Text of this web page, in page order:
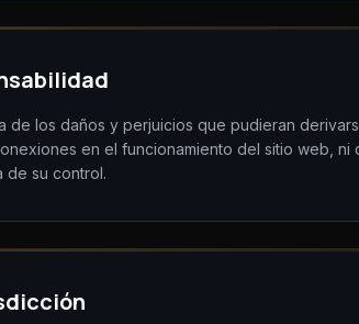
de los daños y perjuicios que pudieran
en el funcionamiento del sitio web,
de su control.